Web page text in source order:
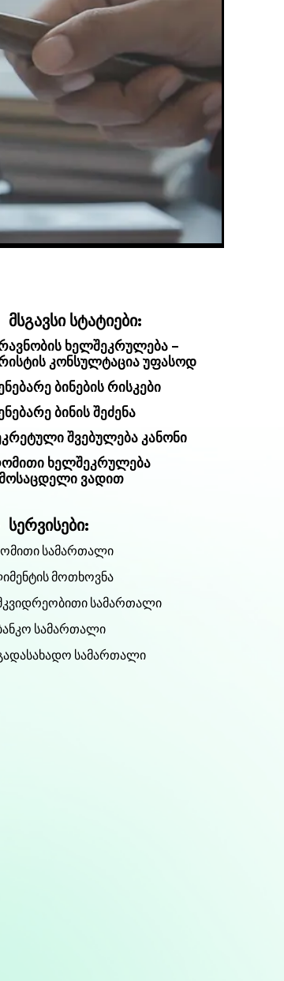
მსგავსი სტატიები:
ხელშეკრულება –
კონსულტაცია უფასოდ
ბინების რისკები
ბინის შეძენა
შვებულება კანონი
ხელშეკრულება
ვადით
სერვისები:
სამართალი
მოთხოვნა
სამართალი
სამართალი
სამართალი